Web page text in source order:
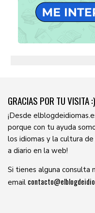
GRACIAS POR TU VISITA :)
¡Desde
porque con tu ayuda
los idiomas y la cultura
a diario en la web!
Si tienes alguna consulta
email